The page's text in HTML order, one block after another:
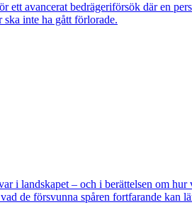
avancerat bedrägeriförsök där en
inte ha gått förlorade.
i landskapet – och i berättelsen om
de försvunna spåren fortfarande kan